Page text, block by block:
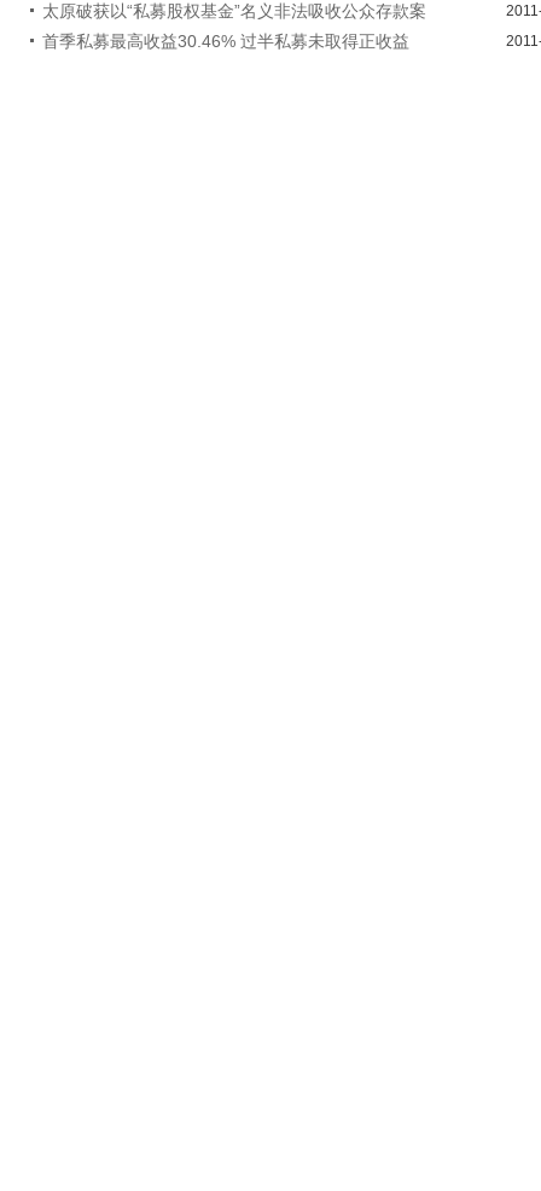
太原破获以“私募股权基金”名义非法吸收公众存款案
首季私募最高收益30.46% 过半私募未取得正收益